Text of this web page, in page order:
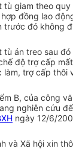
tù giam theo
đồng lao
trước đó không
án treo sau
độ trợ cấp
làm, trợ cấp thôi
B, của công
nghiên cứu
ngày 12/6/
và Xã hội xin